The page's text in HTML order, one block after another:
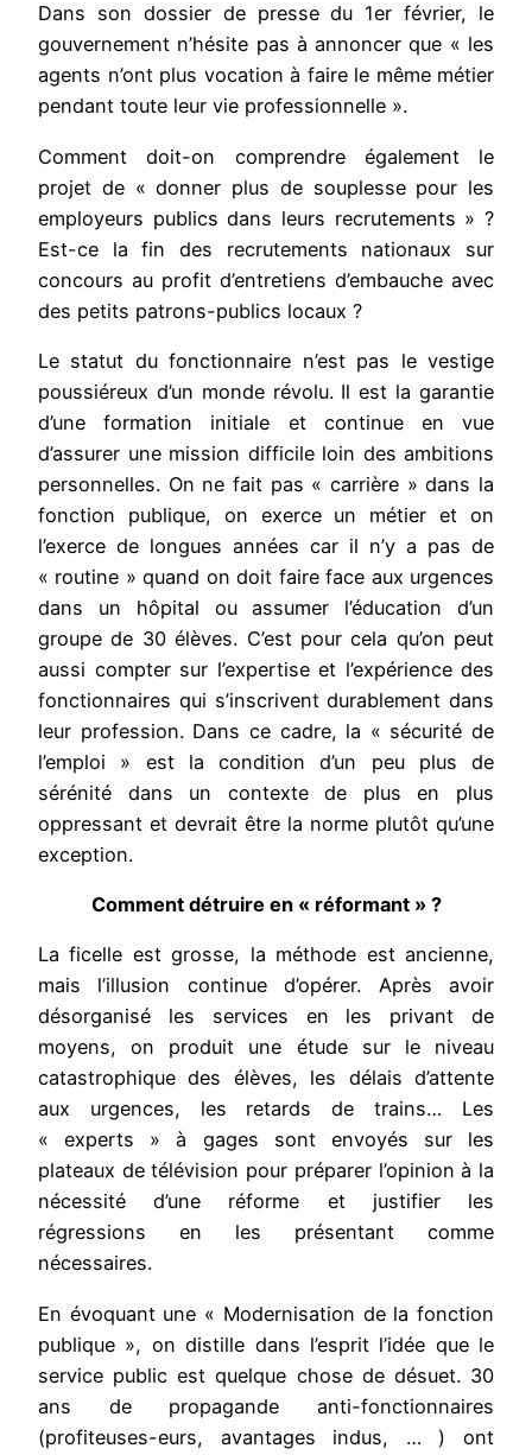
Dans son dossier de presse du 1er février, le
gouvernement n’hésite pas à annoncer que « les
agents n’ont plus vocation à faire le même métier
pendant toute leur vie professionnelle ».
Comment doit-on comprendre également le
projet de « donner plus de souplesse pour les
employeurs publics dans leurs recrutements » ?
Est-ce la fin des recrutements nationaux sur
concours au profit d’entretiens d’embauche avec
des petits patrons-publics locaux ?
Le statut du fonctionnaire n’est pas le vestige
poussiéreux d’un monde révolu. Il est la garantie
d’une formation initiale et continue en vue
d’assurer une mission difficile loin des ambitions
personnelles. On ne fait pas « carrière » dans la
fonction publique, on exerce un métier et on
l’exerce de longues années car il n’y a pas de
« routine » quand on doit faire face aux urgences
dans un hôpital ou assumer l’éducation d’un
groupe de 30 élèves. C’est pour cela qu’on peut
aussi compter sur l’expertise et l’expérience des
fonctionnaires qui s’inscrivent durablement dans
leur profession. Dans ce cadre, la « sécurité de
l’emploi » est la condition d’un peu plus de
sérénité dans un contexte de plus en plus
oppressant et devrait être la norme plutôt qu’une
exception.
Comment détruire en « réformant » ?
La ficelle est grosse, la méthode est ancienne,
mais l’illusion continue d’opérer. Après avoir
désorganisé les services en les privant de
moyens, on produit une étude sur le niveau
catastrophique des élèves, les délais d’attente
aux urgences, les retards de trains… Les
« experts » à gages sont envoyés sur les
plateaux de télévision pour préparer l’opinion à la
nécessité d’une réforme et justifier les
régressions en les présentant comme
nécessaires.
En évoquant une « Modernisation de la fonction
publique », on distille dans l’esprit l’idée que le
service public est quelque chose de désuet. 30
ans de propagande anti-fonctionnaires
(profiteuses-eurs, avantages indus, … ) ont